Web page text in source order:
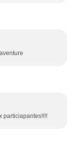
particiapantes!!!!